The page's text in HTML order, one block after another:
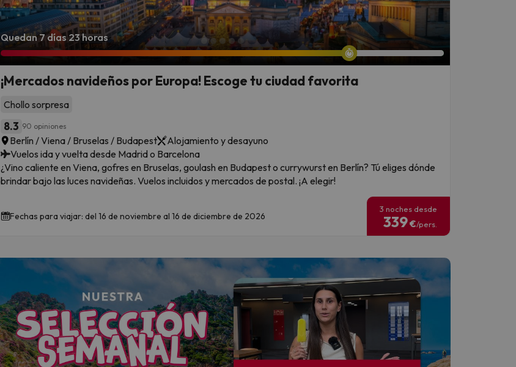
Quedan 7 días 23 horas
¡Mercados navideños por Europa! Escoge tu ciudad favorita
Chollo sorpresa
8.3 90 opiniones
Berlín / Viena / Bruselas / Budapest
Alojamiento y desayuno
Vuelos ida y vuelta desde Madrid o Barcelona
¿Vino caliente en Viena, gofres en Bruselas, goulash en Budapest o currywurst en Berlín? Tú eliges dónde
brindar bajo las luces navideñas. Vuelos incluidos y mercados de postal. ¡A elegir!
Fechas para viajar: del 16 de noviembre al 16 de diciembre de 2026
3 noches desde
339€/pers.